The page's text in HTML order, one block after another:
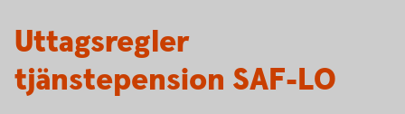
Uttagsregler
tjänstepension SAF-LO